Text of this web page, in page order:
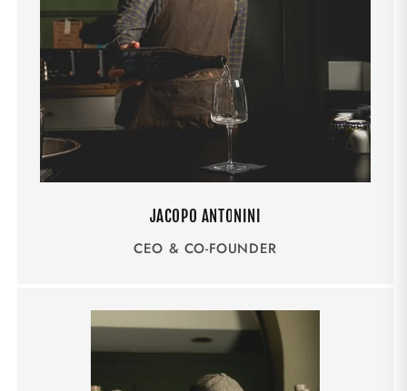
JACOPO ANTONINI
CEO & CO-FOUNDER